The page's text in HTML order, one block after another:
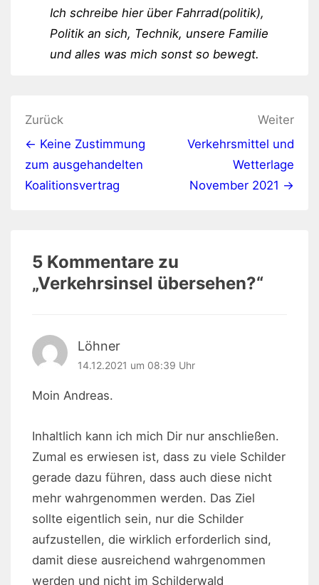
Ich schreibe hier über Fahrrad(politik),
Politik an sich, Technik, unsere Familie
und alles was mich sonst so bewegt.
Beitragsnavigation
Zurück
← Keine Zustimmung
zum ausgehandelten
Koalitionsvertrag
Weiter
Verkehrsmittel und
Wetterlage
November 2021 →
5 Kommentare zu
„Verkehrsinsel übersehen?“
Löhner
14.12.2021 um 08:39 Uhr
Moin Andreas.
Inhaltlich kann ich mich Dir nur anschließen.
Zumal es erwiesen ist, dass zu viele Schilder
gerade dazu führen, dass auch diese nicht
mehr wahrgenommen werden. Das Ziel
sollte eigentlich sein, nur die Schilder
aufzustellen, die wirklich erforderlich sind,
damit diese ausreichend wahrgenommen
werden und nicht im Schilderwald